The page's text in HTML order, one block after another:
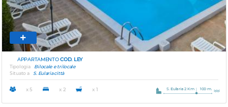
APPARTAMENTOCOD. LEY
Tipologia
Bilocale e trilocale
Situato a
S. Eularia città
x 5 x 2 x 1 S. Eularia 2 Km 100 m.